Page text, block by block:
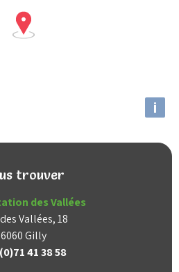
i
trouver
des Vallées
Vallées, 18
6060 Gilly
41 38 58